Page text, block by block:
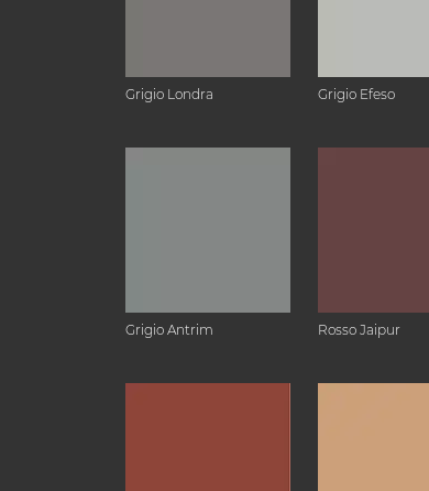
Grigio Londra Grigio Efeso
Grigio Antrim Rosso Jaipur